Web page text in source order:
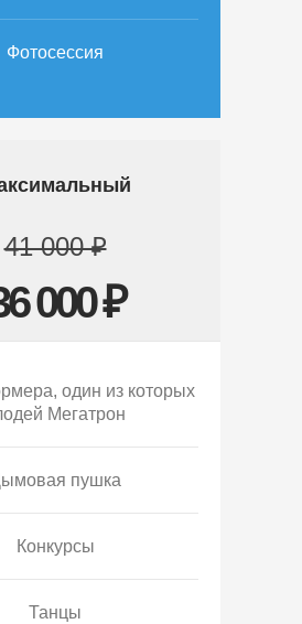
Фотосессия
41 000 ₽
000 ₽
один из которых
Мегатрон
пушка
Конкурсы
Танцы